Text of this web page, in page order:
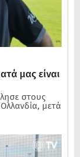
μας είναι
στους
μετά